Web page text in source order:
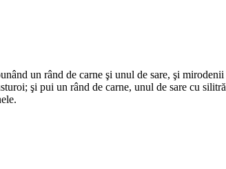
un rând de carne şi unul de sare, şi
şi pui un rând de carne, unul de sare cu